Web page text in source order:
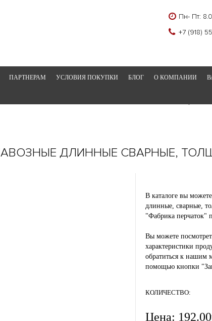
Пн- Пт:
+7 (918)
ПАРТНЕРАМ УСЛОВИЯ ПОКУПКИ БЛОГ О КОМПАНИИ
ДЛИННЫЕ СВАРНЫЕ,
В каталоге вы
длинные, сварные,
"Фабрика перчаток"
Вы можете
характеристики
обратиться к нашим
помощью кнопки
КОЛИЧЕСТВО:
Цена: 192.00